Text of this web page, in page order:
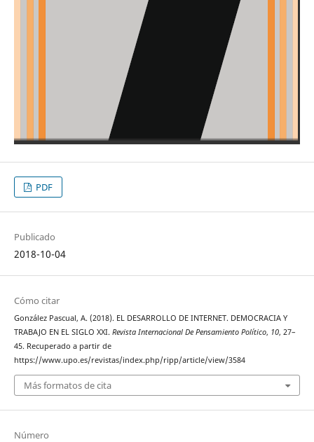
PDF
Publicado
2018-10-04
Cómo citar
González Pascual, A. (2018). EL DESARROLLO DE INTERNET. DEMOCRACIA Y
TRABAJO EN EL SIGLO XXI. Revista Internacional De Pensamiento Político, 10, 27–
45. Recuperado a partir de
https://www.upo.es/revistas/index.php/ripp/article/view/3584
Más formatos de cita
Número